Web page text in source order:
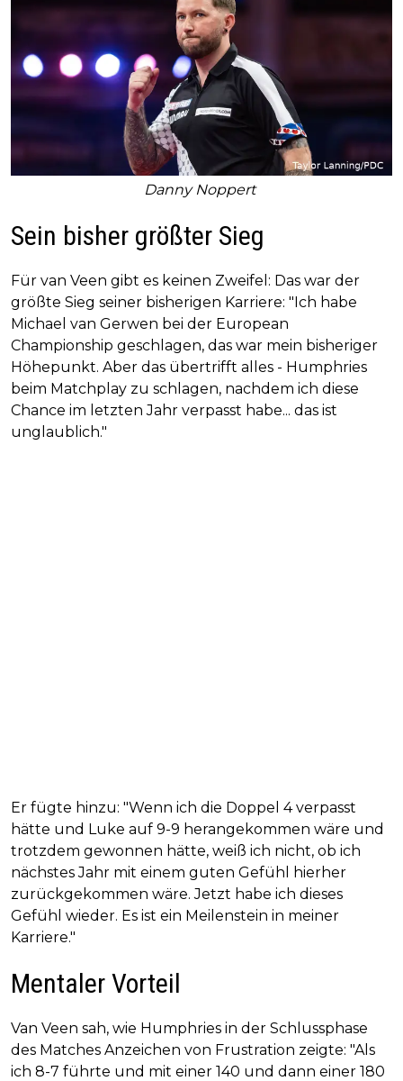
Danny Noppert
Sein bisher größter Sieg
Für van Veen gibt es keinen Zweifel: Das war der
größte Sieg seiner bisherigen Karriere: "Ich habe
Michael van Gerwen bei der European
Championship geschlagen, das war mein bisheriger
Höhepunkt. Aber das übertrifft alles - Humphries
beim Matchplay zu schlagen, nachdem ich diese
Chance im letzten Jahr verpasst habe... das ist
unglaublich."
Er fügte hinzu: "Wenn ich die Doppel 4 verpasst
hätte und Luke auf 9-9 herangekommen wäre und
trotzdem gewonnen hätte, weiß ich nicht, ob ich
nächstes Jahr mit einem guten Gefühl hierher
zurückgekommen wäre. Jetzt habe ich dieses
Gefühl wieder. Es ist ein Meilenstein in meiner
Karriere."
Mentaler Vorteil
Van Veen sah, wie Humphries in der Schlussphase
des Matches Anzeichen von Frustration zeigte: "Als
ich 8-7 führte und mit einer 140 und dann einer 180